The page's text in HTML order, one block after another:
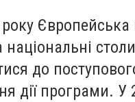
Європейська
до
дії програми. У